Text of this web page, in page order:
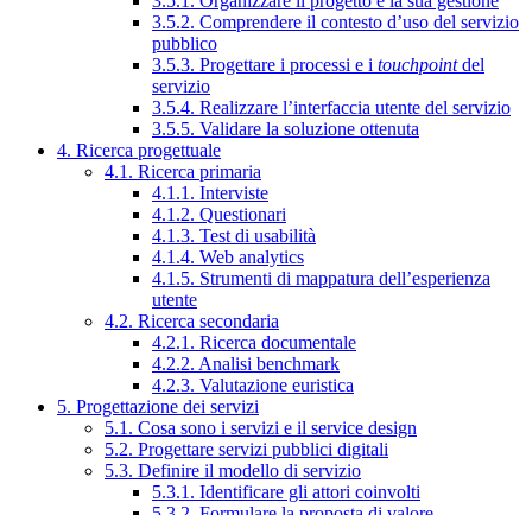
3.5.2. Comprendere il contesto d’uso del servizio
pubblico
3.5.3. Progettare i processi e i touchpointdel
servizio
3.5.4. Realizzare l’interfaccia utente del servizio
3.5.5. Validare la soluzione ottenuta
4. Ricerca progettuale
4.1. Ricerca primaria
4.1.1. Interviste
4.1.2. Questionari
4.1.3. Test di usabilità
4.1.4. Web analytics
4.1.5. Strumenti di mappatura dell’esperienza
utente
4.2. Ricerca secondaria
4.2.1. Ricerca documentale
4.2.2. Analisi benchmark
4.2.3. Valutazione euristica
5. Progettazione dei servizi
5.1. Cosa sono i servizi e il service design
5.2. Progettare servizi pubblici digitali
5.3. Definire il modello di servizio
5.3.1. Identificare gli attori coinvolti